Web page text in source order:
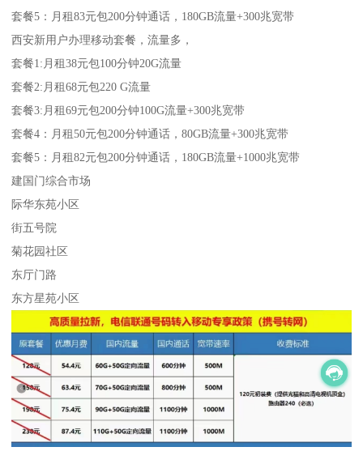
套餐5：月租83元包200分钟通话，180GB流量+300兆宽带
西安新用户办理移动套餐，流量多，
套餐1:月租38元包100分钟20G流量
套餐2:月租68元包220 G流量
套餐3:月租69元包200分钟100G流量+300兆宽带
套餐4：月租50元包200分钟通话，80GB流量+300兆宽带
套餐5：月租82元包200分钟通话，180GB流量+1000兆宽带
建国门综合市场
际华东苑小区
街五号院
菊花园社区
东厅门路
东方星苑小区